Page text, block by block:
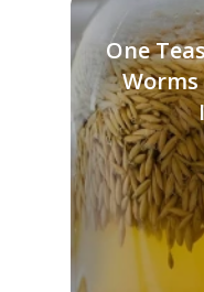
One
Worms